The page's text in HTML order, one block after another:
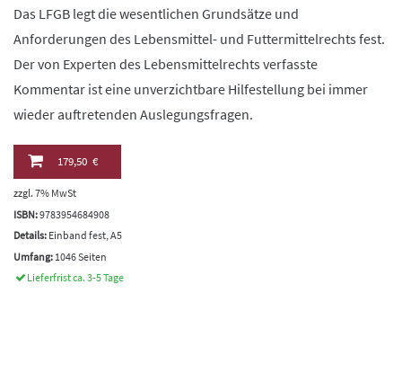
Das LFGB legt die wesentlichen Grundsätze und
Anforderungen des Lebensmittel- und Futtermittelrechts fest.
Der von Experten des Lebensmittelrechts verfasste
Kommentar ist eine unverzichtbare Hilfestellung bei immer
wieder auftretenden Auslegungsfragen.
179,50 €
zzgl. 7% MwSt
ISBN:9783954684908
Details: Einband fest, A5
Umfang: 1046 Seiten
Lieferfrist ca. 3-5 Tage